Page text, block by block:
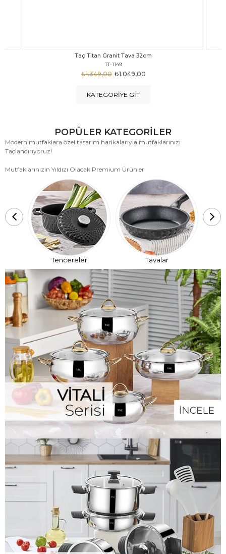
Taç Titan Granit Tava 30cm
TT-1148
₺999,00
₺1.875,00
KATEGORIYE GIT
POPÜLER KATEGORİLER
Modern mutfaklara özel tasarım harikalarıyla mutfaklarınızı
Taçlandırıyoruz!
Mutfaklarınızın Yıldızı Olacak Premium Ürünler
Tencereler Tavalar